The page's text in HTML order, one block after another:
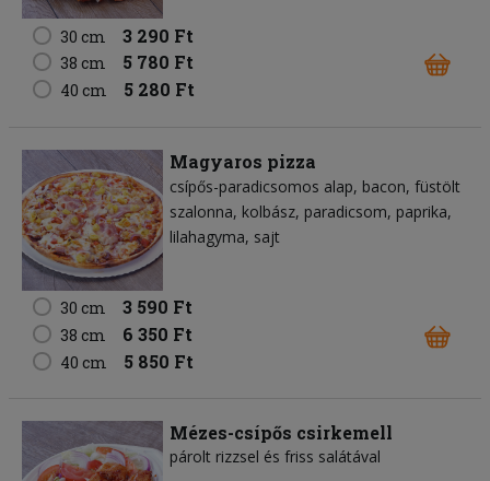
30 cm 3 290 Ft
38 cm 5 780 Ft
40 cm 5 280 Ft
Magyaros pizza
csípős-paradicsomos alap bacon füstölt
szalonna kolbász paradicsom paprika
lilahagyma sajt
30 cm 3 590 Ft
38 cm 6 350 Ft
40 cm 5 850 Ft
Mézes-csípős csirkemell
párolt rizzsel és friss salátával